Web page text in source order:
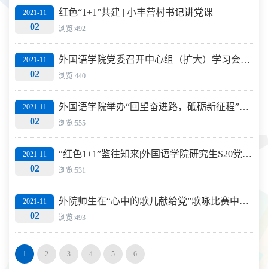
2021-11
02
红色“1+1”共建 | 小丰营村书记讲党课
浏览:492
2021-11
02
外国语学院党委召开中心组（扩大）学习会学习习近平总书记在庆祝建党100周年大会上的重要讲话精神
浏览:440
2021-11
02
外国语学院举办“回望奋进路，砥砺新征程”主题党日活动
浏览:555
2021-11
02
“红色1+1”鉴往知来|外国语学院研究生S20党支部参观中国地质博物馆
浏览:531
2021-11
02
外院师生在“心中的歌儿献给党”歌咏比赛中荣获三等奖
浏览:493
1 2 3 4 5 6